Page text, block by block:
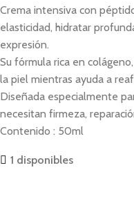
Crema intensiva con
elasticidad, hidratar
expresión.
Su fórmula rica en
la piel mientras ayuda a
Diseñada especialmente
necesitan firmeza,
Contenido : 50ml
1 disponibles